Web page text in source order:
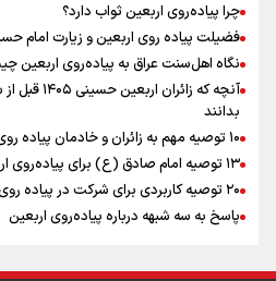
رابطه کارگر و کارفرما در
زوجیت
اینفو برنا / جدول کامل فاصله مرز
عراق
چرا پیاده‌روی اربعین ثواب دارد؟
فضیلت پیاده روی اربعین و زیارت امام
نگاه اهل‌سنت عراق به پیاده‌روی اربعین
آنچه که
بدانند
۱۰ توصیه مهم به زائران و خادمان پیاده روی اربعین
۱۳ توصیه امام صادق (ع) برای پیاده‌روی اربعین
۲۰ توصیه کاربردی برای شرکت در پیاده روی اربعین ۱۴۰۵
پاسخ به سه‌ شبهه درباره پیاده‌روی اربعین